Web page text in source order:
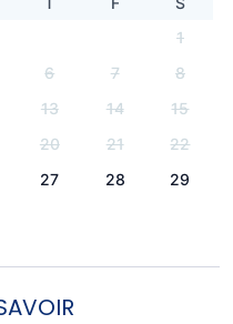
1
6 7
8
13 14
15
20 21
22
27 28
29